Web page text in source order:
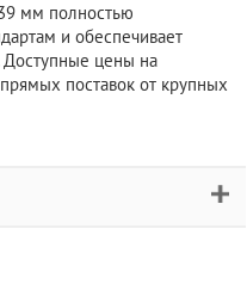
мм полностью
и обеспечивает
Доступные цены на
поставок от крупных